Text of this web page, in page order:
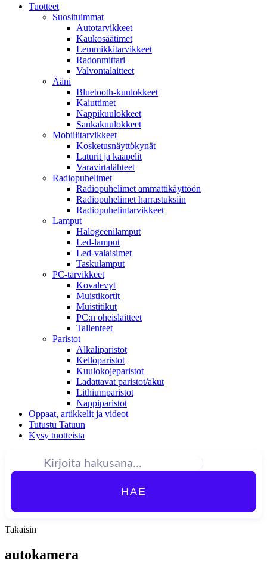
Tuotteet
Suosituimmat
Autotarvikkeet
Kaukosäätimet
Lemmikkitarvikkeet
Radonmittari
Valvontalaitteet
Ääni
Bluetooth-kuulokkeet
Kaiuttimet
Nappikuulokkeet
Sankakuulokkeet
Mobiilitarvikkeet
Kosketusnäyttökynät
Laturit ja kaapelit
Varavirtalähteet
Radiopuhelimet
Radiopuhelimet ammattikäyttöön
Radiopuhelimet harrastuksiin
Radiopuhelintarvikkeet
Lamput
Halogeenilamput
Led-lamput
Led-valaisimet
Taskulamput
PC-tarvikkeet
Kovalevyt
Muistikortit
Muistitikut
PC:n oheislaitteet
Tallenteet
Paristot
Alkaliparistot
Kelloparistot
Kuulokojeparistot
Ladattavat paristot/akut
Lithiumparistot
Nappiparistot
Oppaat, artikkelit ja videot
Tutustu Tatuun
Kysy tuotteista
HAE
Takaisin
autokamera